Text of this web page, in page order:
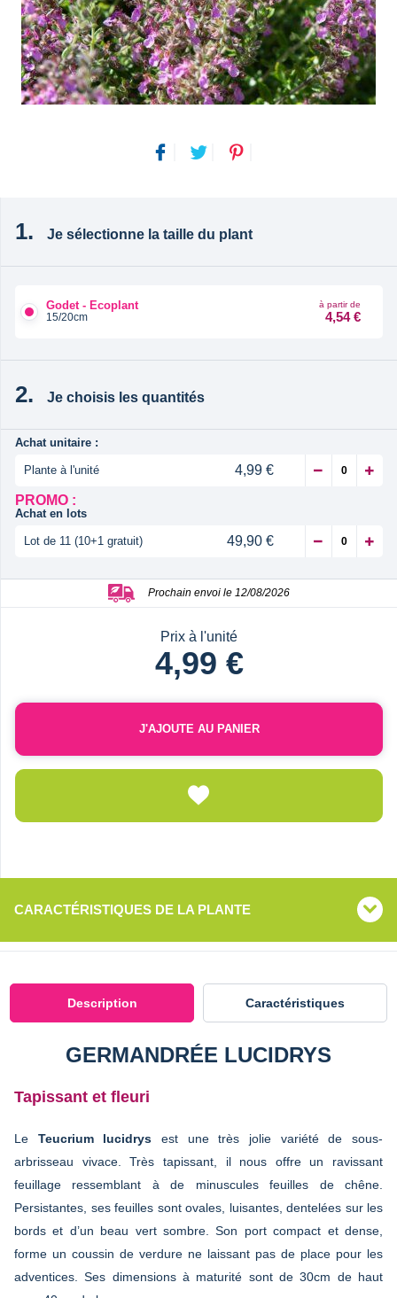
Je sélectionne la taille du plant
Godet - Ecoplant
15/20cm
à partir de
4,54 €
Je choisis les quantités
Achat unitaire :
Plante à l'unité
4,99 €
PROMO :
Achat en lots
Lot de 11 (10+1 gratuit) 49,90 €
Prochain envoi le 12/08/2026
Prix à l'unité
4,99 €
J'AJOUTE AU PANIER
CARACTÉRISTIQUES DE LA PLANTE
Description Caractéristiques
GERMANDRÉE LUCIDRYS
Tapissant et fleuri
Le Teucrium lucidrys est une très jolie variété de sous-
arbrisseau vivace. Très tapissant, il nous offre un ravissant
feuillage ressemblant à de minuscules feuilles de chêne.
Persistantes, ses feuilles sont ovales, luisantes, dentelées sur les
bords et d’un beau vert sombre. Son port compact et dense,
forme un coussin de verdure ne laissant pas de place pour les
adventices. Ses dimensions à maturité sont de 30cm de haut